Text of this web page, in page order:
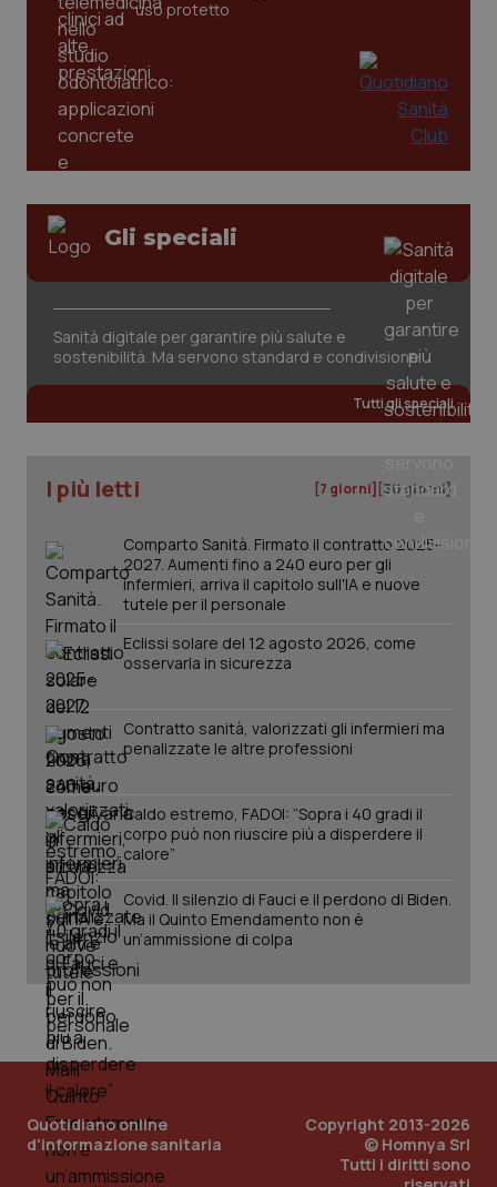
uso protetto
Gli speciali
Sanità digitale per garantire più salute e
sostenibilità. Ma servono standard e condivisione
Tutti gli speciali
I più letti [7 giorni] [30 giorni]
Comparto Sanità. Firmato il contratto 2025-
2027. Aumenti fino a 240 euro per gli
infermieri, arriva il capitolo sull'IA e nuove
tutele per il personale
Eclissi solare del 12 agosto 2026, come
osservarla in sicurezza
Contratto sanità, valorizzati gli infermieri ma
penalizzate le altre professioni
Caldo estremo, FADOI: “Sopra i 40 gradi il
corpo può non riuscire più a disperdere il
calore”
Covid. Il silenzio di Fauci e il perdono di Biden.
Ma il Quinto Emendamento non è
un’ammissione di colpa
Quotidiano online
d'informazione sanitaria
Copyright 2013-2026
© Homnya Srl
Tutti i diritti sono
session-id
_ga
_ga_KM60CM4NPH